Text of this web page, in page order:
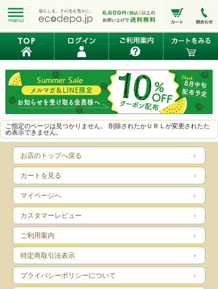
ご指定のページは見つかりません。 削除されたかＵＲＬが変更されたた
め表示できません。
お店のトップへ戻る
カートを見る
マイページへ
カスタマーレビュー
ご利用案内
特定商取引法表示
プライバシーポリシーについて